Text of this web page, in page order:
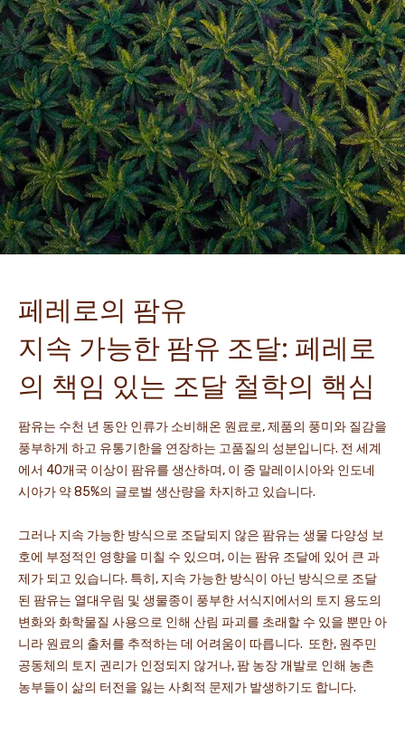
페레로의 팜유
지속 가능한 팜유 조달: 페레로
의 책임 있는 조달 철학의 핵심
팜유는 수천 년 동안 인류가 소비해온 원료로, 제품의 풍미와 질감을
풍부하게 하고 유통기한을 연장하는 고품질의 성분입니다. 전 세계
에서 40개국 이상이 팜유를 생산하며, 이 중 말레이시아와 인도네
시아가 약 85%의 글로벌 생산량을 차지하고 있습니다.
그러나 지속 가능한 방식으로 조달되지 않은 팜유는 생물 다양성 보
호에 부정적인 영향을 미칠 수 있으며, 이는 팜유 조달에 있어 큰 과
제가 되고 있습니다. 특히, 지속 가능한 방식이 아닌 방식으로 조달
된 팜유는 열대우림 및 생물종이 풍부한 서식지에서의 토지 용도의
변화와 화학물질 사용으로 인해 산림 파괴를 초래할 수 있을 뿐만 아
니라 원료의 출처를 추적하는 데 어려움이 따릅니다. 또한, 원주민
공동체의 토지 권리가 인정되지 않거나, 팜 농장 개발로 인해 농촌
농부들이 삶의 터전을 잃는 사회적 문제가 발생하기도 합니다.